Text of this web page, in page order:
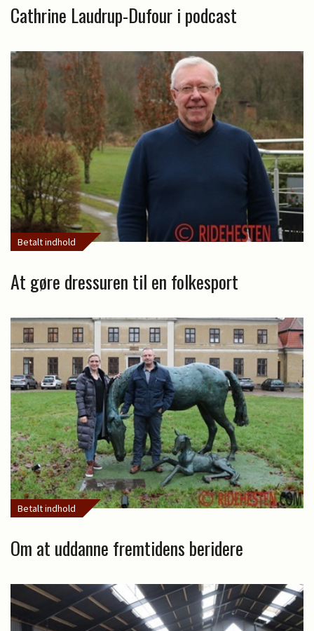
Cathrine Laudrup-Dufour i podcast
Betalt indhold
At gøre dressuren til en folkesport
Betalt indhold
Om at uddanne fremtidens beridere